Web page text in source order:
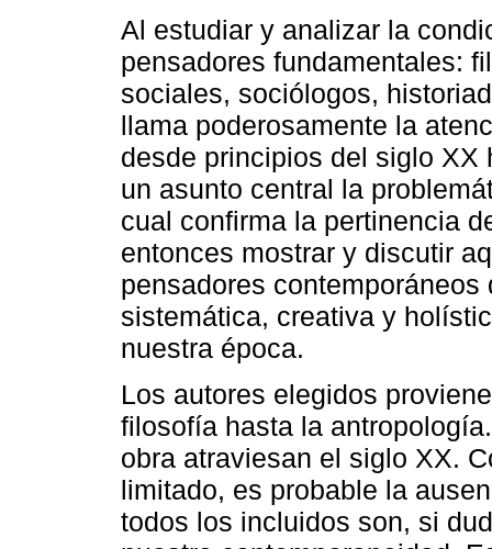
Al estudiar y analizar la
pensadores fundamentales:
sociales, sociólogos,
llama poderosamente la
desde principios del siglo
un asunto central la
cual confirma la pertinencia
entonces mostrar y discutir
pensadores
sistemática, creativa y
nuestra época.
Los autores elegidos
filosofía hasta la
obra atraviesan el siglo XX.
limitado, es probable la
todos los incluidos son, si